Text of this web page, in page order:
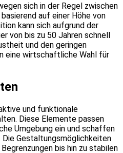
sich in der Regel zwischen
auf einer Höhe von
kann sich aufgrund der
von bis zu 50 Jahren schnell
und den geringen
eine wirtschaftliche Wahl für
und funktionale
Diese Elemente passen
Umgebung ein und schaffen
Gestaltungsmöglichkeiten
bis hin zu stabilen